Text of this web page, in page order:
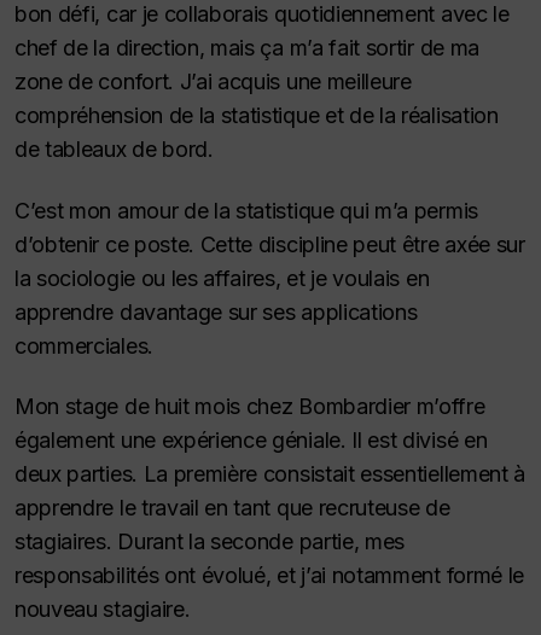
bon défi, car je collaborais quotidiennement avec le
chef de la direction, mais ça m’a fait sortir de ma
zone de confort. J’ai acquis une meilleure
compréhension de la statistique et de la réalisation
de tableaux de bord.
C’est mon amour de la statistique qui m’a permis
d’obtenir ce poste. Cette discipline peut être axée sur
la sociologie ou les affaires, et je voulais en
apprendre davantage sur ses applications
commerciales.
Mon stage de huit mois chez Bombardier m’offre
également une expérience géniale. Il est divisé en
deux parties. La première consistait essentiellement à
apprendre le travail en tant que recruteuse de
stagiaires. Durant la seconde partie, mes
responsabilités ont évolué, et j’ai notamment formé le
nouveau stagiaire.